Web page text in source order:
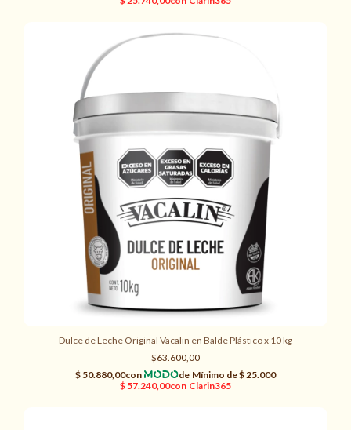
Dulce de Leche Original Vacalin en Balde Plástico x 10 kg
$63.600,00